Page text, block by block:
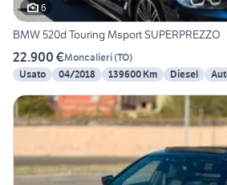
6
BMW 520d Touring Msport SUPERPREZZO
22.900 €Moncalieri(TO)
Usato
04/2018 139600 Km Diesel